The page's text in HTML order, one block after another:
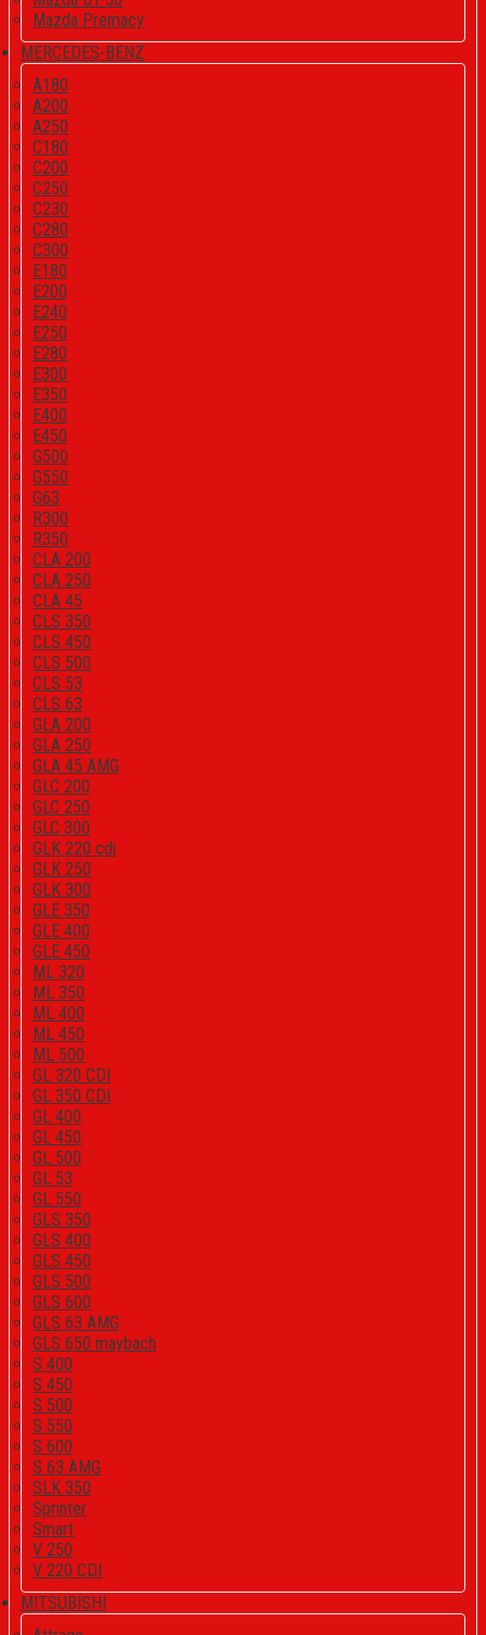
Mazda Premacy
MERCEDES-BENZ
A180
A200
A250
C180
C200
C250
C230
C280
C300
E180
E200
E240
E250
E280
E300
E350
E400
E450
G500
G550
G63
R300
R350
CLA 200
CLA 250
CLA 45
CLS 350
CLS 450
CLS 500
CLS 53
CLS 63
GLA 200
GLA 250
GLA 45 AMG
GLC 200
GLC 250
GLC 300
GLK 220 cdi
GLK 250
GLK 300
GLE 350
GLE 400
GLE 450
ML 320
ML 350
ML 400
ML 450
ML 500
GL 320 CDI
GL 350 CDI
GL 400
GL 450
GL 500
GL 53
GL 550
GLS 350
GLS 400
GLS 450
GLS 500
GLS 600
GLS 63 AMG
GLS 650 maybach
S 400
S 450
S 500
S 550
S 600
S 63 AMG
SLK 350
Sprinter
Smart
V 250
V 220 CDI
MITSUBISHI